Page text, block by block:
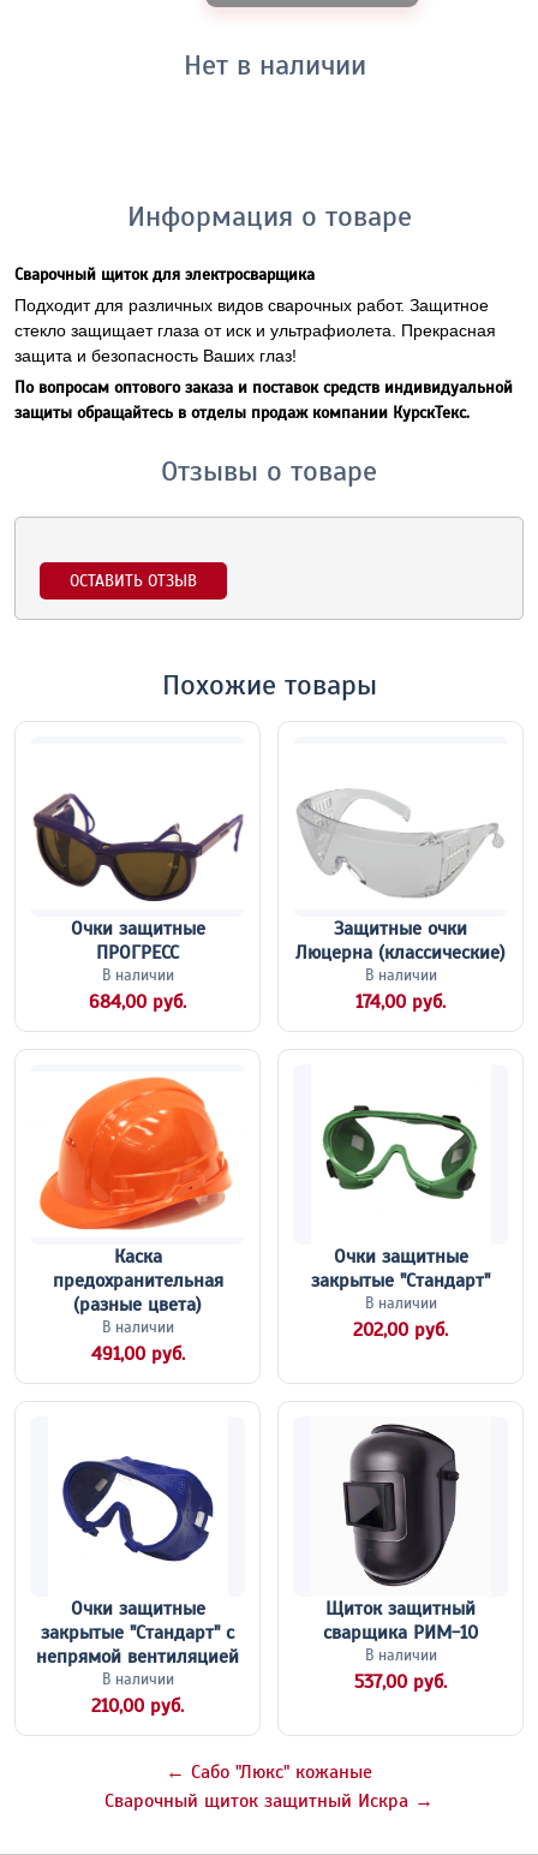
Нет в наличии
Информация о товаре
Сварочный щиток для электросварщика
Подходит для различных видов сварочных работ. Защитное
стекло защищает глаза от иск и ультрафиолета. Прекрасная
защита и безопасность Ваших глаз!
По вопросам оптового заказа и поставок средств индивидуальной
защиты обращайтесь в отделы продаж компании КурскТекс.
Отзывы о товаре
ОСТАВИТЬ ОТЗЫВ
Похожие товары
Очки защитные
ПРОГРЕСС
В наличии
684,00 руб.
Защитные очки
Люцерна (классические)
В наличии
174,00 руб.
Каска
предохранительная
(разные цвета)
В наличии
491,00 руб.
Очки защитные
закрытые "Стандарт"
В наличии
202,00 руб.
Очки защитные
закрытые "Стандарт" с
непрямой вентиляцией
В наличии
210,00 руб.
Щиток защитный
сварщика РИМ-10
В наличии
537,00 руб.
← Сабо "Люкс" кожаные
Сварочный щиток защитный Искра →